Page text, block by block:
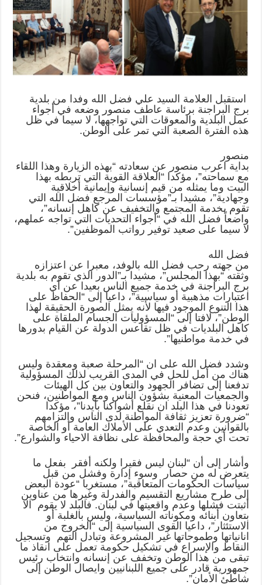
استقبل العلامة السيد علي فضل الله وفدا من بلدية
برج البراجنة برئاسة عاطف منصور وضعه في أجواء
عمل البلدية والمعوقات التي تواجهها، لا سيما في ظل
هذه الفترة الصعبة التي تمر على الوطن.
منصور
بداية اعرب منصور عن سعادته “بهذه الزيارة وهذا اللقاء
مع سماحته”، مؤكدا “العلاقة القوية التي تربطه بهذا
البيت وما يمثله من قيم إنسانية وإيمانية أخلاقية
وجهادية”، مشيدا بـ”مؤسسات المرجع فضل الله التي
تقوم بخدمة المجتمع والتخفيف عن كاهل إنسانه”،
واضعاً فضل الله في “أجواء التحديات التي تواجه عملهم،
لا سيما على صعيد توفير رواتب الموظفين”.
فضل الله
من جهته رحب فضل الله بالوفد، معبرا عن اعتزازه
وثقته “بهذا المجلس”، مشيدا بـ”الدور الذي تقوم به بلدية
برج البراجنة في خدمة جميع الناس بعيدا عن أي
اعتبارات مذهبية أو سياسية”، داعيا إلى “الحفاظ على
هذا التنوع الموجود فيها لأنه يمثل الصورة الحقيقة لهذا
الوطن”، لافتا إلى “المسؤوليات الجسام الملقاة على
كاهل البلديات في ظل تقاعس الدولة عن القيام بدورها
في خدمة مواطنيها”.
وشدد فضل الله على ان “المرحلة صعبة ومعقدة وليس
هناك من أمل للحل في المدى القريب لذلك المسؤولية
تدفعنا إلى تضافر الجهود والتعاون بين كل الهيئات
والجمعيات المعنية بشؤون الناس ومع المواطنين، فنحن
تعودنا في هذا البلد ان نقلع أشواكنا بأيدنا”، مؤكدا
“ضرورة تعزيز ثقافة المواطنة لدى الناس والتزامهم
بالقوانين وعدم التعدي على الأملاك العامة أو الخاصة
تحت أي حجة والمحافظة على نظافة الاحياء والشوارع”.
وأشار إلى أن “لبنان ليس فقيرا ولكنه أفقر بفعل ما
يتعرض له من حصار وسوء إدارة وفشل من قبل
سياسات الحكومات المتعاقبة”، مستغربا “عودة البعض
إلى طرح مشاريع التقسيم والفدرلة وغيرها من عناوين
أثبتت فشلها وعدم واقعيتها في لبنان. فالبلد لا يقوم الا
بتعاون أبنائه ومكوناته السياسية، وليس بالغلبة أو
الاستئثار”، داعيا القوى السياسية إلى “الخروج من
انانياتها وطموحاتها غير المشروعة وتبادل التهم وتسجيل
النقاط والإسراع في تشكيل حكومة تعمل على انقاذ ما
تبقى من هذا الوطن وتخفف عن إنسانه وانتخاب رئيس
جمهورية قادر على جميع اللبنانيين وايصال الوطن إلى
شاطئ الأمان”.